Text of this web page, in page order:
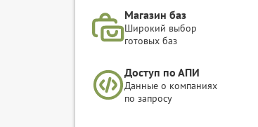
Магазин баз
Широкий выбор
готовых баз
Доступ по АПИ
Данные о компаниях
по запросу